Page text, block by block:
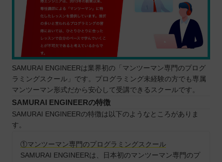
SAMURAI ENGINEERは業界初の「マンツーマン専門のプログ
ラミングスクール」です。プログラミング未経験の方でも専属
マンツーマン形式だから安心して受講できるスクールです。
SAMURAI ENGINEERの特徴
SAMURAI ENGINEERの特徴は以下のようなところがありま
す。
①マンツーマン専門のプログラミングスクール
SAMURAI ENGINEERは、日本初のマンツーマン専門のプ